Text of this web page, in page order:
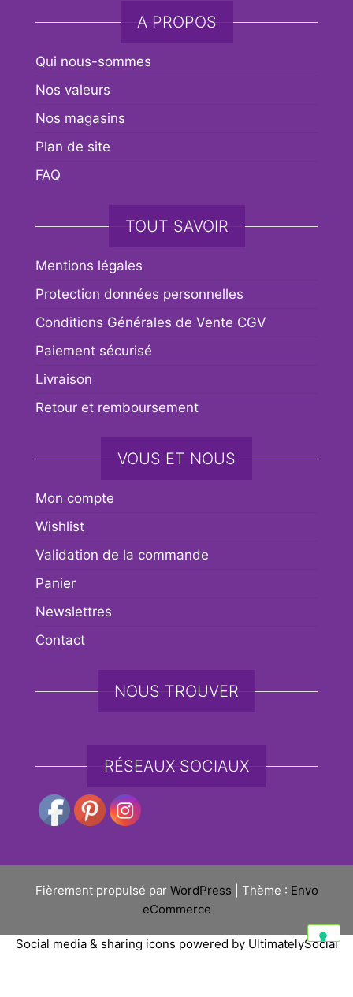
A PROPOS
Qui nous-sommes
Nos valeurs
Nos magasins
Plan de site
FAQ
TOUT SAVOIR
Mentions légales
Protection données personnelles
Conditions Générales de Vente CGV
Paiement sécurisé
Livraison
Retour et remboursement
VOUS ET NOUS
Mon compte
Wishlist
Validation de la commande
Panier
Newslettres
Contact
NOUS TROUVER
RÉSEAUX SOCIAUX
Fièrement propulsé par WordPress Thème : Envo
eCommerce
Social media & sharing icons powered by UltimatelySocial